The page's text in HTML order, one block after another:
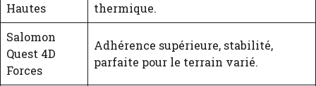
Hautes
thermique.
Salomon
Quest 4D
Forces
Adhérence supérieure, stabilité,
parfaite pour le terrain varié.